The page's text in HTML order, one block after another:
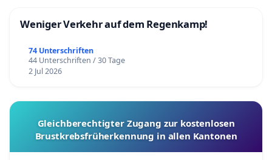
Weniger Verkehr auf dem Regenkamp!
74 Unterschriften
44 Unterschriften / 30 Tage
2 Jul 2026
Gleichberechtigter Zugang zur kostenlosen
Brustkrebsfrüherkennung in allen Kantonen